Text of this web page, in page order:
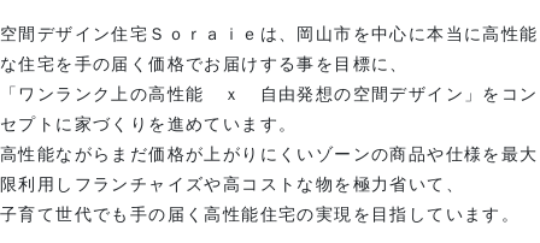
空間デザイン住宅Ｓｏｒａｉｅは、岡山市を中心に本当に高性能
な住宅を手の届く価格でお届けする事を目標に、
「ワンランク上の高性能 ｘ 自由発想の空間デザイン」をコン
セプトに家づくりを進めています。
高性能ながらまだ価格が上がりにくいゾーンの商品や仕様を最大
限利用しフランチャイズや高コストな物を極力省いて、
子育て世代でも手の届く高性能住宅の実現を目指しています。